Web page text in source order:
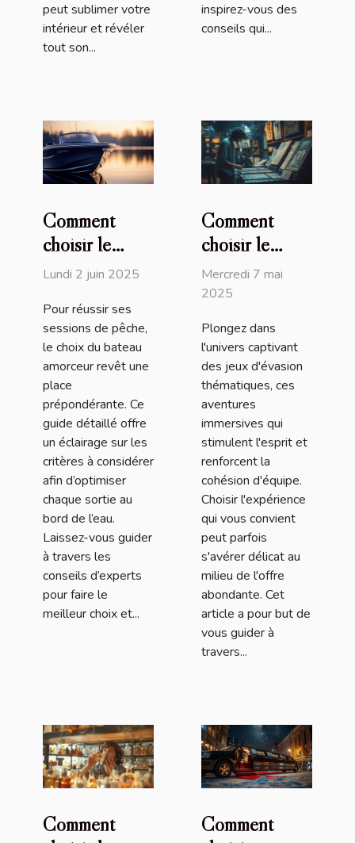
peut sublimer votre
intérieur et révéler
tout son...
inspirez-vous des
conseils qui...
Comment
choisir le
meilleur
amorceur pour
vos sessions
de pêche
Lundi 2 juin 2025
Pour réussir ses
sessions de pêche,
le choix du bateau
amorceur revêt une
place
prépondérante. Ce
guide détaillé offre
un éclairage sur les
critères à considérer
afin d’optimiser
chaque sortie au
bord de l’eau.
Laissez-vous guider
à travers les
conseils d’experts
pour faire le
meilleur choix et...
Comment
choisir le
meilleur jeu
d'évasion
pour votre
prochaine
aventure
Mercredi 7 mai
2025
Plongez dans
l'univers captivant
des jeux d'évasion
thématiques, ces
aventures
immersives qui
stimulent l'esprit et
renforcent la
cohésion d'équipe.
Choisir l'expérience
qui vous convient
peut parfois
s'avérer délicat au
milieu de l'offre
abondante. Cet
article a pour but de
vous guider à
travers...
Comment
Comment